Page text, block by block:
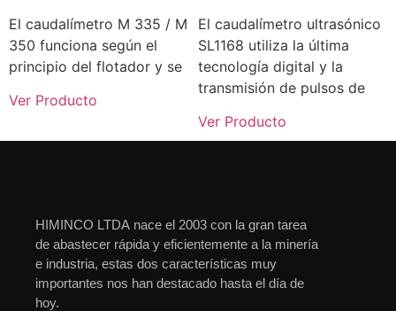
El caudalímetro M 335 / M
350 funciona según el
principio del flotador y se
Ver Producto
El caudalímetro ultrasónico
SL1168 utiliza la última
tecnología digital y la
transmisión de pulsos de
Ver Producto
HIMINCO LTDA nace el 2003 con la gran tarea
de abastecer rápida y eficientemente a la minería
e industria, estas dos características muy
importantes nos han destacado hasta el día de
hoy.